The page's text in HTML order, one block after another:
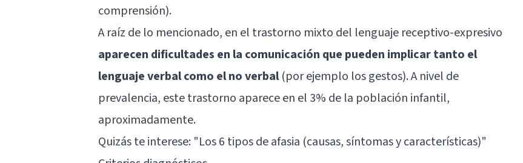
comprensión).
A raíz de lo mencionado, en el trastorno mixto del lenguaje receptivo-expresivo
aparecen dificultades en la comunicación que pueden implicar tanto el
lenguaje verbal como el no verbal(por ejemplo los gestos). A nivel de
prevalencia, este trastorno aparece en el 3% de la población infantil,
aproximadamente.
Quizás te interese: "Los 6 tipos de afasia (causas, síntomas y características)"